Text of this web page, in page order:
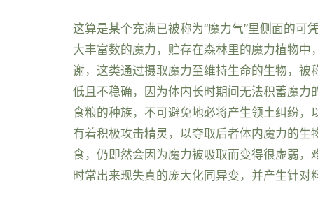
这算是某个充满已被称为“魔力气”里侧面的可
大丰富数的魔力，贮存在森林里的魔力植物
谢，这类通过摄取魔力至维持生命的生物，被
低且不稳确，因为体内长时期间无法积蓄魔
食粮的种族，不可避免地必将产生领土纠纷
有着积极攻击精灵，以夺取后者体内魔力的
食，仍即然会因为魔力被吸取而变得很虚弱
时常出来现失真的庞大化同异变，并产生针对